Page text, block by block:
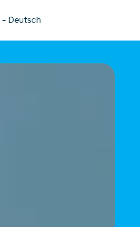
- Deutsch